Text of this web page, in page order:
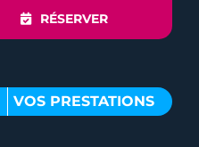
RÉSERVER
VOS PRESTATIONS